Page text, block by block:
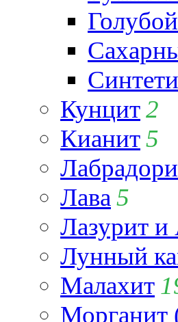
Кунцит2
Кианит5
Лава 5
Лазурит и
Лунный
Малахит
Морганит